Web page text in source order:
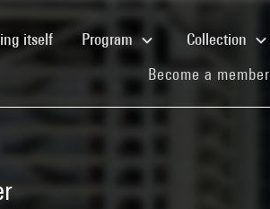
itself(current)Program Collection
Become a member